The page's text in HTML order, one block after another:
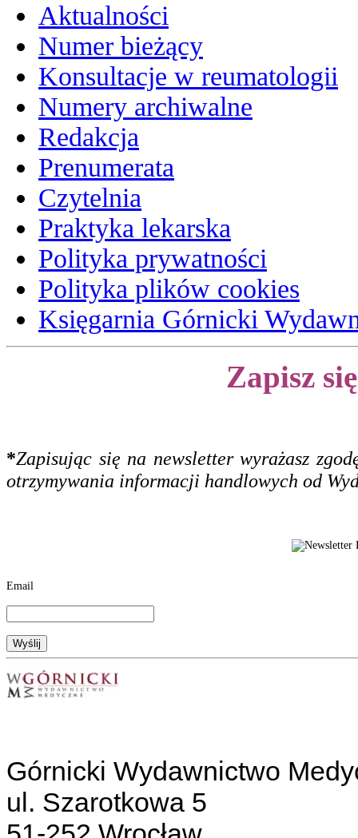
Aktualności
Numer bieżący
Konsultacje w reumatologii
Numery archiwalne
Redakcja
Prenumerata
Czytelnia
Praktyka lekarska
Polityka prywatności
Polityka plików cookies
Księgarnia Górnicki
Zapisz
*Zapisując się na newsletter wyrażasz
otrzymywania informacji handlowych od
Email
Górnicki Wydawnictwo
ul. Szarotkowa 5